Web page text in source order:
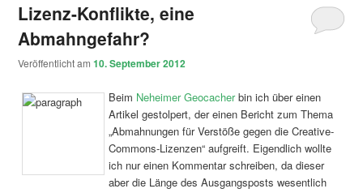
Lizenz-Konflikte, eine
Abmahngefahr?
Veröffentlicht am10. September 2012
Beim Neheimer Geocacherbin ich über einen
Artikel gestolpert, der einen Bericht zum Thema
„Abmahnungen für Verstöße gegen die Creative-
Commons-Lizenzen“ aufgreift. Eigendlich wollte
ich nur einen Kommentar schreiben, da dieser
aber die Länge des Ausgangsposts wesentlich